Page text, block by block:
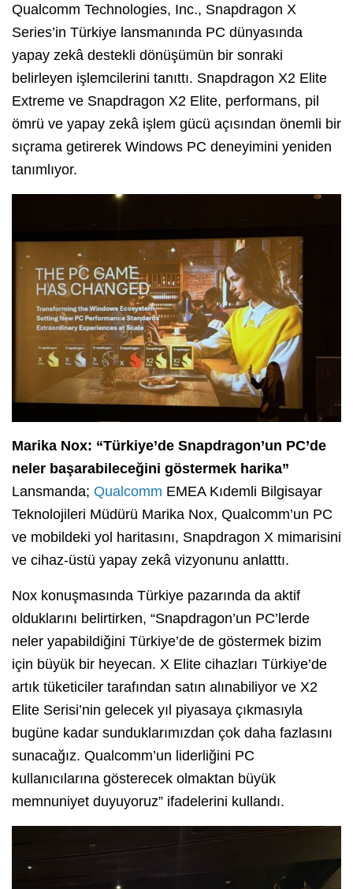
Qualcomm Technologies, Inc., Snapdragon X
Series’in Türkiye lansmanında PC dünyasında
yapay zekâ destekli dönüşümün bir sonraki
belirleyen işlemcilerini tanıttı. Snapdragon X2 Elite
Extreme ve Snapdragon X2 Elite, performans, pil
ömrü ve yapay zekâ işlem gücü açısından önemli bir
sıçrama getirerek Windows PC deneyimini yeniden
tanımlıyor.
Marika Nox: “Türkiye’de Snapdragon’un PC’de
neler başarabileceğini göstermek harika”
Lansmanda; Qualcomm EMEA Kıdemli Bilgisayar
Teknolojileri Müdürü Marika Nox, Qualcomm’un PC
ve mobildeki yol haritasını, Snapdragon X mimarisini
ve cihaz-üstü yapay zekâ vizyonunu anlatttı.
Nox konuşmasında Türkiye pazarında da aktif
olduklarını belirtirken, “Snapdragon’un PC’lerde
neler yapabildiğini Türkiye’de de göstermek bizim
için büyük bir heyecan. X Elite cihazları Türkiye’de
artık tüketiciler tarafından satın alınabiliyor ve X2
Elite Serisi’nin gelecek yıl piyasaya çıkmasıyla
bugüne kadar sunduklarımızdan çok daha fazlasını
sunacağız. Qualcomm’un liderliğini PC
kullanıcılarına gösterecek olmaktan büyük
memnuniyet duyuyoruz” ifadelerini kullandı.